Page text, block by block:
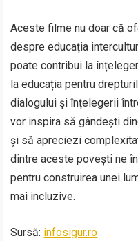
Aceste filme nu doar că
despre educația
poate contribui la
la educația pentru
dialogului și înțelegerii
vor inspira să gândești
și să apreciezi
dintre aceste povești ne
pentru construirea unei
mai incluzive.
Sursă: infosigur.ro